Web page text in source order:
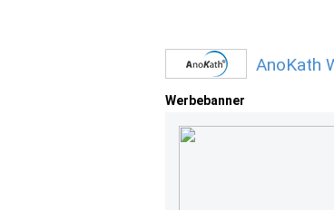
AnoKath
Werbebanner